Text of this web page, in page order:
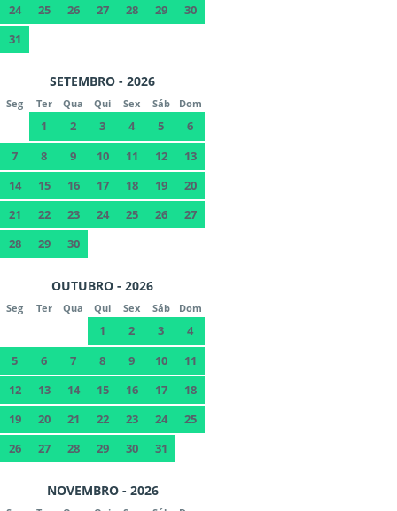
24
25 26 27 28 29
30
31
SETEMBRO - 2026
Seg Ter Qua Qui Sex Sáb Dom
1 2 3 4 5
6
7
8 9 10 11 12
13
14
15 16 17 18 19
20
21
22 23 24 25 26
27
28
29 30
OUTUBRO - 2026
Seg Ter Qua Qui Sex Sáb Dom
1 2 3
4
5
6 7 8 9 10
11
12
13 14 15 16 17
18
19
20 21 22 23 24
25
26
27 28 29 30 31
NOVEMBRO - 2026